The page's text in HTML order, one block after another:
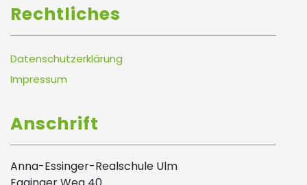
Rechtliches
Datenschutzerklärung
Impressum
Anschrift
Anna-Essinger-Realschule Ulm